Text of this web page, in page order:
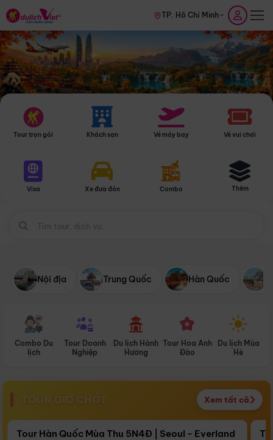
TP. Hồ Chí Minh
Tour trọn gói Khách sạn Vé máy bay Vé vui chơi
Visa Xe đưa đón Combo Thêm
Nội địa Trung Quốc Hàn Quốc
Combo Du
lịch
Tour Doanh
Nghiệp
Du lịch Hành
Hương
Tour Hoa Anh
Đào
Du lịch Mùa
Hè
TOUR GIỜ CHÓT Xem tất cả
Còn17 ngày 04:30:47
Điểm nổi bật
Tour Hàn Quốc Mùa Thu 5N4Đ | Seoul - Everland